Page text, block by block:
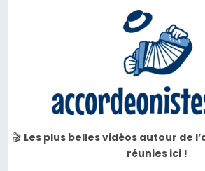
🎬 Les plus belles vidéos autour de
réunies ici !